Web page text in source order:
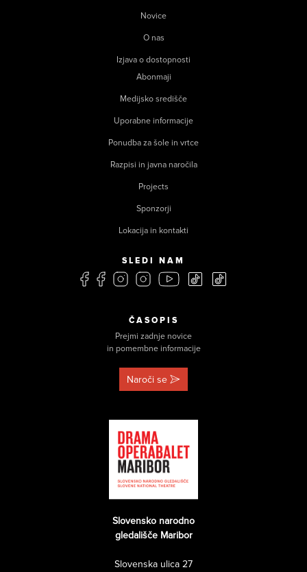
Novice
O nas
Izjava o dostopnosti
Abonmaji
Medijsko središče
Uporabne informacije
Ponudba za šole in vrtce
Razpisi in javna naročila
Projects
Sponzorji
Lokacija in kontakti
SLEDI NAM
ČASOPIS
Prejmi zadnje novice
in pomembne informacije
Naroči se
Slovensko narodno
gledališče Maribor
Slovenska ulica 27